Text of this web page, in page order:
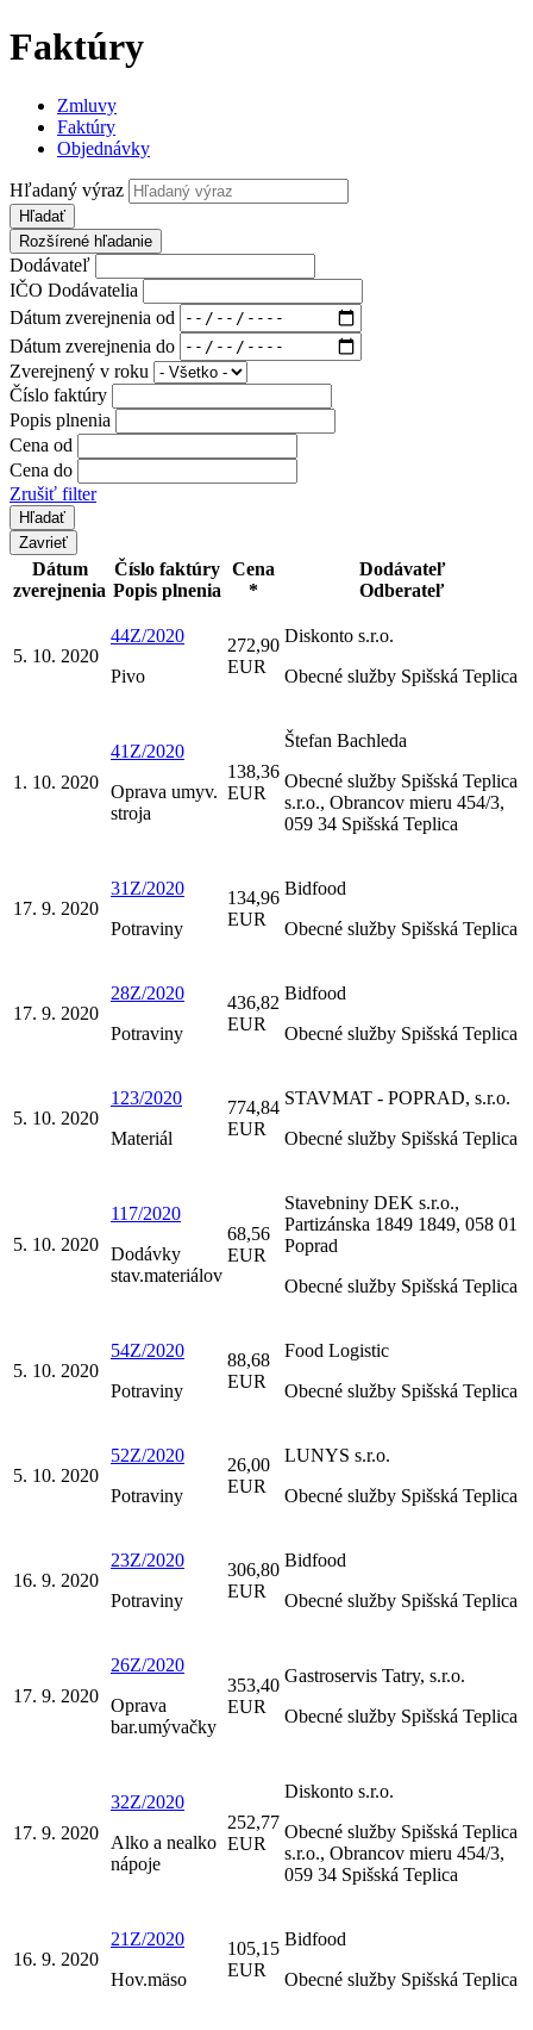
Faktúry
Zmluvy
Faktúry
Objednávky
Hľadaný výraz
Hľadať
Rozšírené hľadanie
Dodávateľ
IČO Dodávatelia
Dátum zverejnenia od
Dátum zverejnenia do
Zverejnený v roku
Číslo faktúry
Popis plnenia
Cena od
Cena do
Zrušiť filter
Zavrieť
Dátum
zverejnenia
Číslo faktúry
Popis plnenia
Cena
*
Dodávateľ
Odberateľ
5. 10. 2020
44Z/2020
Pivo
272,90
EUR
Diskonto s.r.o.
Obecné služby Spišská Teplica
1. 10. 2020
41Z/2020
Oprava umyv.
stroja
138,36
EUR
Štefan Bachleda
Obecné služby Spišská Teplica
s.r.o., Obrancov mieru 454/3,
059 34 Spišská Teplica
17. 9. 2020
31Z/2020
Potraviny
134,96
EUR
Bidfood
Obecné služby Spišská Teplica
17. 9. 2020
28Z/2020
Potraviny
436,82
EUR
Bidfood
Obecné služby Spišská Teplica
5. 10. 2020
123/2020
Materiál
774,84
EUR
STAVMAT - POPRAD, s.r.o.
Obecné služby Spišská Teplica
5. 10. 2020
117/2020
Dodávky
stav.materiálov
68,56
EUR
Stavebniny DEK s.r.o.,
Partizánska 1849 1849, 058 01
Poprad
Obecné služby Spišská Teplica
5. 10. 2020
54Z/2020
Potraviny
88,68
EUR
Food Logistic
Obecné služby Spišská Teplica
5. 10. 2020
52Z/2020
Potraviny
26,00
EUR
LUNYS s.r.o.
Obecné služby Spišská Teplica
16. 9. 2020
23Z/2020
Potraviny
306,80
EUR
Bidfood
Obecné služby Spišská Teplica
17. 9. 2020
26Z/2020
Oprava
bar.umývačky
353,40
EUR
Gastroservis Tatry, s.r.o.
Obecné služby Spišská Teplica
17. 9. 2020
32Z/2020
Alko a nealko
nápoje
252,77
EUR
Diskonto s.r.o.
Obecné služby Spišská Teplica
s.r.o., Obrancov mieru 454/3,
059 34 Spišská Teplica
16. 9. 2020
21Z/2020
Hov.mäso
105,15
EUR
Bidfood
Obecné služby Spišská Teplica